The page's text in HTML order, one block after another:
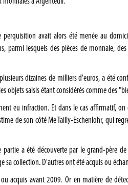
avait alors été menée au
parmi lesquels des pièces de monnaie,
dizaines de milliers d'euros, a été
objets saisis étant considérés comme des
eu infraction. Et dans le cas affirmatif,
de son côté Me Tailly-Eschenlohr, qui
partie a été découverte par le grand-père
sa collection. D'autres ont été acquis ou
acquis avant 2009. Or en matière de